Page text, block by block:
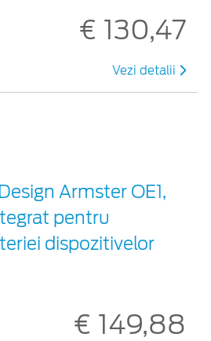
€ 130,47
Vezi detalii
Armster OE1,
pentru
dispozitivelor
€ 149,88